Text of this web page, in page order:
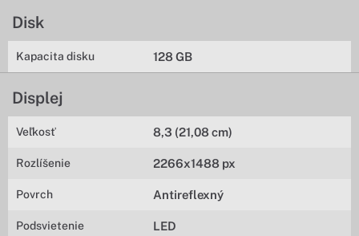
Disk
Kapacita disku 128 GB
Displej
Veľkosť 8,3 (21,08 cm)
Rozlíšenie 2266x1488 px
Povrch Antireflexný
Podsvietenie LED